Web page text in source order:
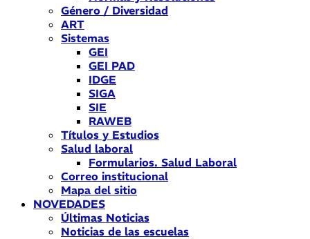
Género / Diversidad
ART
Sistemas
GEI
GEI PAD
IDGE
SIGA
SIE
RAWEB
Títulos y Estudios
Salud laboral
Formularios. Salud Laboral
Correo institucional
Mapa del sitio
NOVEDADES
Últimas Noticias
Noticias de las escuelas